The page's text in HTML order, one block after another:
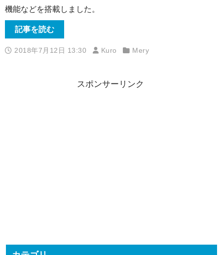
機能などを搭載しました。
記事を読む
2018年7月12日 13:30 Kuro Mery
スポンサーリンク